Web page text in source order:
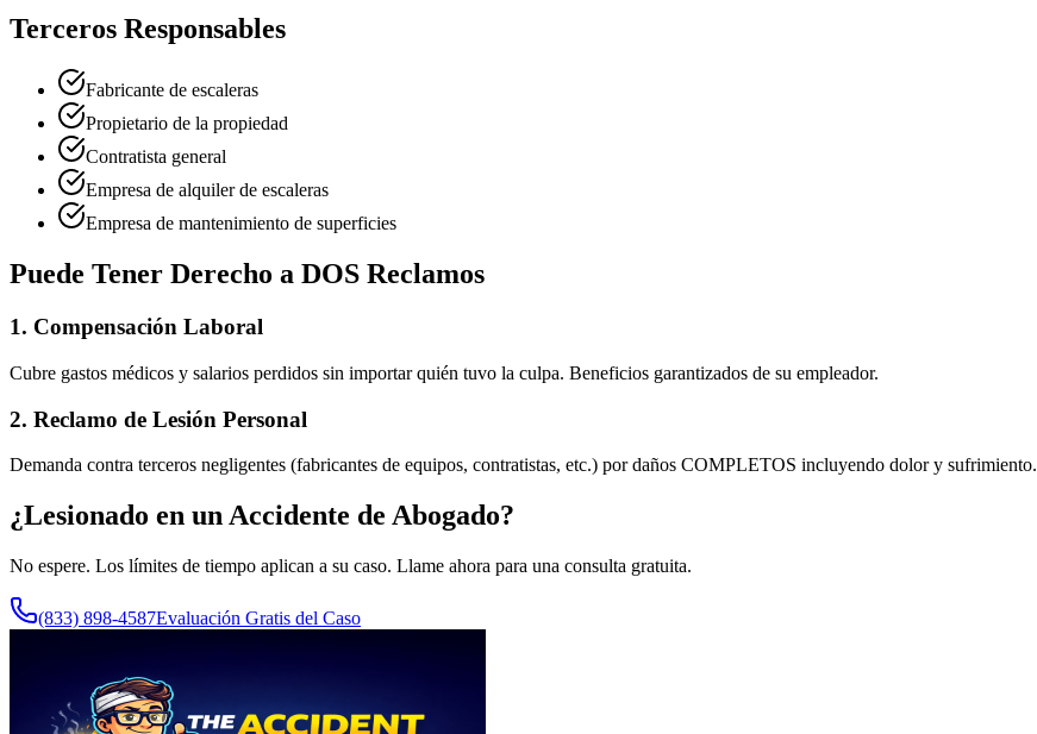
Terceros Responsables
Fabricante de escaleras
Propietario de la propiedad
Contratista general
Empresa de alquiler de escaleras
Empresa de mantenimiento de superficies
Puede Tener Derecho a DOS Reclamos
1. Compensación Laboral
Cubre gastos médicos y salarios perdidos sin importar quién tuvo la culpa. Beneficios garantizados de su empleador.
2. Reclamo de Lesión Personal
Demanda contra terceros negligentes (fabricantes de equipos, contratistas, etc.) por daños COMPLETOS incluyendo dolor y sufrimiento.
¿Lesionado en un Accidente de Abogado?
No espere. Los límites de tiempo aplican a su caso. Llame ahora para una consulta gratuita.
(833) 898-4587Evaluación Gratis del Caso